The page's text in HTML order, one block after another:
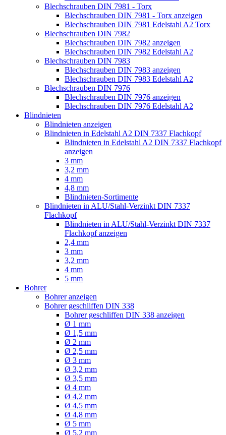
Blechschrauben DIN 7981 - Torx
Blechschrauben DIN 7981 - Torx anzeigen
Blechschrauben DIN 7981 Edelstahl A2 Torx
Blechschrauben DIN 7982
Blechschrauben DIN 7982 anzeigen
Blechschrauben DIN 7982 Edelstahl A2
Blechschrauben DIN 7983
Blechschrauben DIN 7983 anzeigen
Blechschrauben DIN 7983 Edelstahl A2
Blechschrauben DIN 7976
Blechschrauben DIN 7976 anzeigen
Blechschrauben DIN 7976 Edelstahl A2
Blindnieten
Blindnieten anzeigen
Blindnieten in Edelstahl A2 DIN 7337 Flachkopf
Blindnieten in Edelstahl A2 DIN 7337 Flachkopf
anzeigen
3 mm
3,2 mm
4 mm
4,8 mm
Blindnieten-Sortimente
Blindnieten in ALU/Stahl-Verzinkt DIN 7337
Flachkopf
Blindnieten in ALU/Stahl-Verzinkt DIN 7337
Flachkopf anzeigen
2,4 mm
3 mm
3,2 mm
4 mm
5 mm
Bohrer
Bohrer anzeigen
Bohrer geschliffen DIN 338
Bohrer geschliffen DIN 338 anzeigen
Ø 1 mm
Ø 1,5 mm
Ø 2 mm
Ø 2,5 mm
Ø 3 mm
Ø 3,2 mm
Ø 3,5 mm
Ø 4 mm
Ø 4,2 mm
Ø 4,5 mm
Ø 4,8 mm
Ø 5 mm
Ø 5,2 mm